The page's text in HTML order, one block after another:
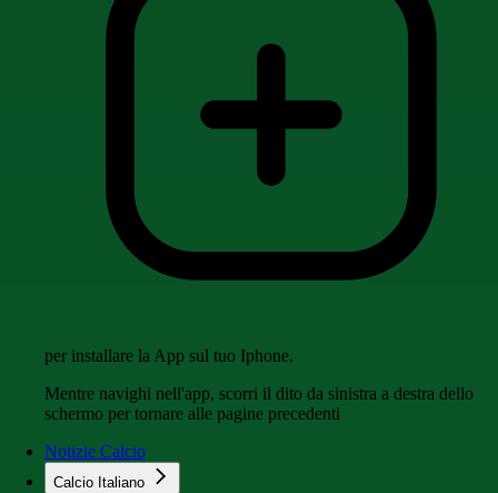
per installare la App sul tuo Iphone.
Mentre navighi nell'app, scorri il dito da sinistra a destra dello
schermo per tornare alle pagine precedenti
Notizie Calcio
Calcio Italiano